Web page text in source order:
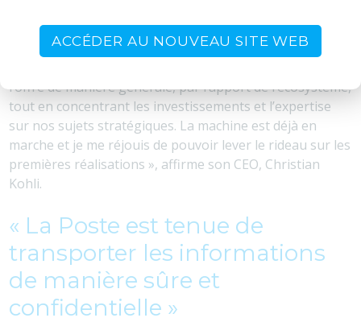
ACCÉDER AU NOUVEAU SITE WEB
étape. C’est devenu une réalité dans notre secteur
d’activité pour toute entreprise qui veut se projeter et
l’offre de manière générale, par l’apport de l’écosystème,
tout en concentrant les investissements et l’expertise
sur nos sujets stratégiques. La machine est déjà en
marche et je me réjouis de pouvoir lever le rideau sur les
premières réalisations », affirme son CEO, Christian
Kohli.
« La Poste est tenue de
transporter les informations
de manière sûre et
confidentielle »